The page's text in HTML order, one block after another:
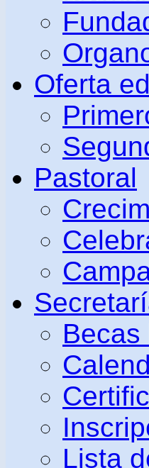
Oferta
Pastoral
Becas
Lista